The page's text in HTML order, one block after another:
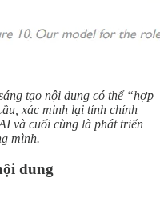
tạo nội dung có thể “hợp
xác minh lại tính chính
và cuối cùng là phát triển
mình.
dung